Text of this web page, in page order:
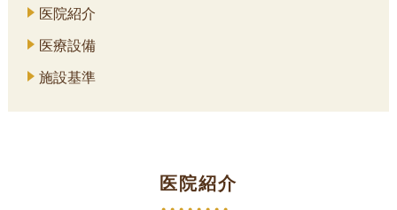
医院紹介
医療設備
施設基準
医院紹介